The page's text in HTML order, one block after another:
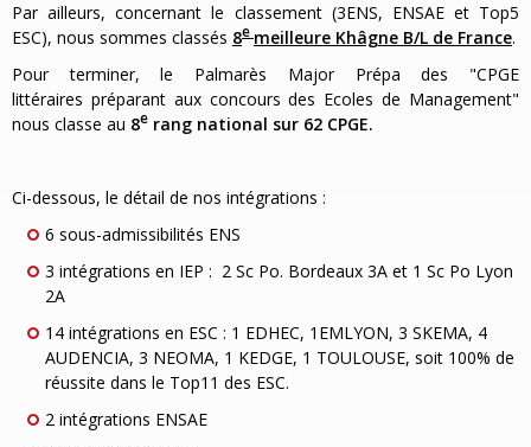
Par ailleurs, concernant le classement (3ENS, ENSAE et Top5
ESC), nous sommes classés 8e meilleure Khâgne B/L de France.
Pour terminer, le Palmarès Major Prépa des "CPGE
littéraires préparant aux concours des Ecoles de Management"
nous classe au 8e rang national sur 62 CPGE.
Ci-dessous, le détail de nos intégrations :
6 sous-admissibilités ENS
3 intégrations en IEP : 2 Sc Po. Bordeaux 3A et 1 Sc Po Lyon
2A
14 intégrations en ESC : 1 EDHEC, 1EMLYON, 3 SKEMA, 4
AUDENCIA, 3 NEOMA, 1 KEDGE, 1 TOULOUSE, soit 100% de
réussite dans le Top11 des ESC.
2 intégrations ENSAE